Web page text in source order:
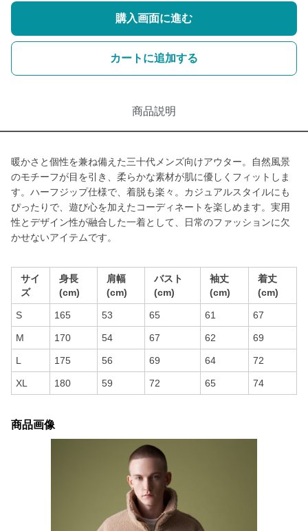
購入画面に進む
カートに追加する
商品説明
暖かさと個性を兼ね備えた三十代メンズ向けアウター。自然風景
のモチーフが目を引き、柔らかな素材が肌に優しくフィットしま
す。ハーフジップ仕様で、着脱も楽々。カジュアルスタイルにも
ぴったりで、遊び心を加えたコーディネートを楽しめます。実用
性とデザイン性が融合した一着として、日常のファッションに欠
かせないアイテムです。
サイ
ズ
身長
(cm)
肩幅
(cm)
バスト
(cm)
袖丈
(cm)
着丈
(cm)
S 165 53 65 61 67
M 170 54 67 62 69
L 175 56 69 64 72
XL 180 59 72 65 74
商品画像